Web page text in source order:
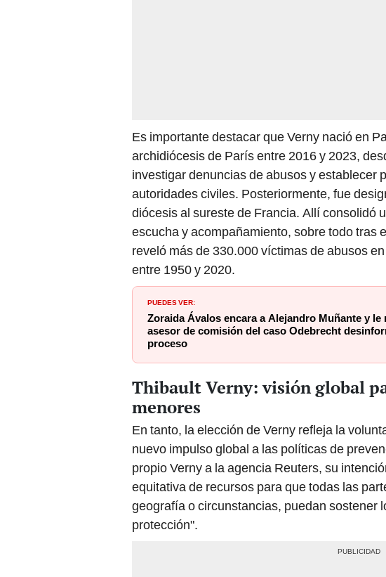
Es importante destacar que Verny nació en
archidiócesis de París entre 2016 y 2023,
investigar denuncias de abusos y establecer
autoridades civiles. Posteriormente, fue
diócesis al sureste de Francia. Allí consolidó
escucha y acompañamiento, sobre todo tras
reveló más de 330.000 víctimas de abusos
entre 1950 y 2020.
PUEDES VER:
Zoraida Ávalos encara a Alejandro Muñante y le
asesor de comisión del caso Odebrecht
proceso
Thibault Verny: visión global
menores
En tanto, la elección de Verny refleja la
nuevo impulso global a las políticas de
propio Verny a la agencia Reuters, su
equitativa de recursos para que todas las
geografía o circunstancias, puedan sostener
protección".